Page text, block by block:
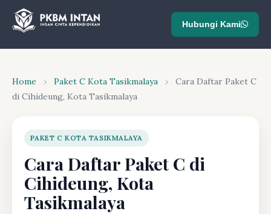
Hubungi Kami
Home › Paket C Kota Tasikmalaya ›
Cara Daftar Paket C
di Cihideung, Kota Tasikmalaya
PAKET C KOTA TASIKMALAYA
Cara Daftar Paket C di
Cihideung, Kota
Tasikmalaya